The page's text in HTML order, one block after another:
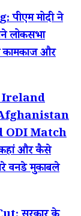
मोदी ने
लोकसभा
कामकाज और
Ireland
ODI Match
और कैसे
वनडे मुकाबले